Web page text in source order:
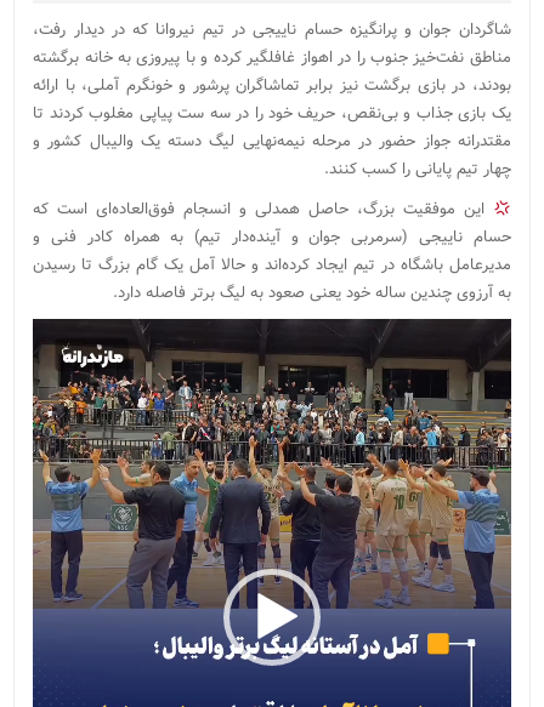
شاگردان جوان و پرانگیزه حسام ناییجی در تیم نیروانا که در دیدار رفت،
مناطق نفت‌خیز جنوب را در اهواز غافلگیر کرده و با پیروزی به خانه برگشته
بودند، در بازی برگشت نیز برابر تماشاگران پرشور و خونگرم آملی، با ارائه
یک بازی جذاب و بی‌نقص، حریف خود را در سه ست پیاپی مغلوب کردند تا
مقتدرانه جواز حضور در مرحله نیمه‌نهایی لیگ دسته یک والیبال کشور و
چهار تیم پایانی را کسب کنند.
این موفقیت بزرگ، حاصل همدلی و انسجام فوق‌العاده‌ای است که
حسام ناییجی (سرمربی جوان و آینده‌دار تیم) به همراه کادر فنی و
مدیرعامل باشگاه در تیم ایجاد کرده‌اند و حالا آمل یک گام بزرگ تا رسیدن
به آرزوی چندین ساله خود یعنی صعود به لیگ برتر فاصله دارد.
نمایشگر
ویدیو